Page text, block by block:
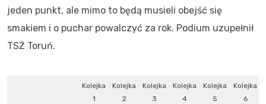
jeden punkt, ale mimo to będą musieli obejść się
smakiem i o puchar powalczyć za rok. Podium uzupełnił
TSŻ Toruń.
Kolejka
1
Kolejka
2
Kolejka
3
Kolejka
4
Kolejka
5
Kolejka
6